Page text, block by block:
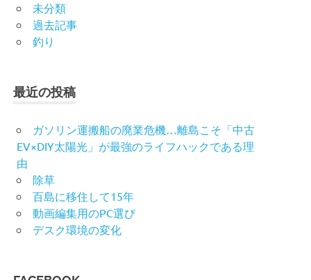
未分類
過去記事
釣り
最近の投稿
ガソリン運搬船の廃業危機…離島こそ「中古
EV×DIY太陽光」が最強のライフハックである理
由
除草
百島に移住して15年
動画編集用のPC選び
デスク環境の変化